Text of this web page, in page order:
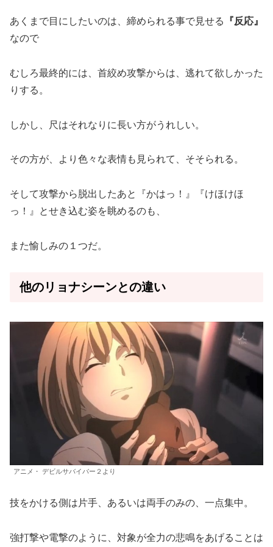
あくまで目にしたいのは、締められる事で見せる
『反応』
なので
むしろ最終的には、首絞め攻撃からは、逃れて欲しかった
りする。
しかし、尺はそれなりに長い方がうれしい。
その方が、より色々な表情も見られて、そそられる。
そして攻撃から脱出したあと『かはっ！』『けほけほ
っ！』とせき込む姿を眺めるのも、
また愉しみの１つだ。
他のリョナシーンとの違い
アニメ・ デビルサバイバー２より
技をかける側は片手、あるいは両手のみの、一点集中。
強打撃や電撃のように、対象が全力の悲鳴をあげることは